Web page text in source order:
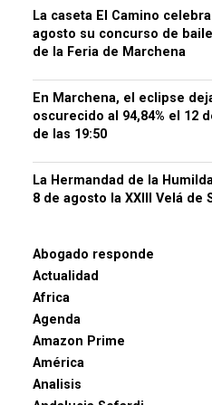
La caseta El Camino
agosto su concurso de
de la Feria de Marchena
En Marchena, el eclipse
oscurecido al 94,84% el 12
de las 19:50
La Hermandad de la
8 de agosto la XXIII Velá de
Abogado responde
Actualidad
Africa
Agenda
Amazon Prime
América
Analisis